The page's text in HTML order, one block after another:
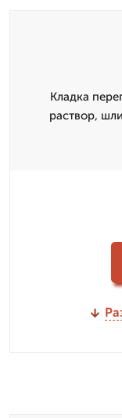
Кладка
раствор,